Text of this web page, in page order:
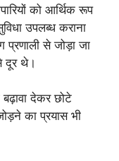
को आर्थिक रूप
उपलब्ध कराना
प्रणाली से जोड़ा जा
दूर थे।
देकर छोटे
का प्रयास भी